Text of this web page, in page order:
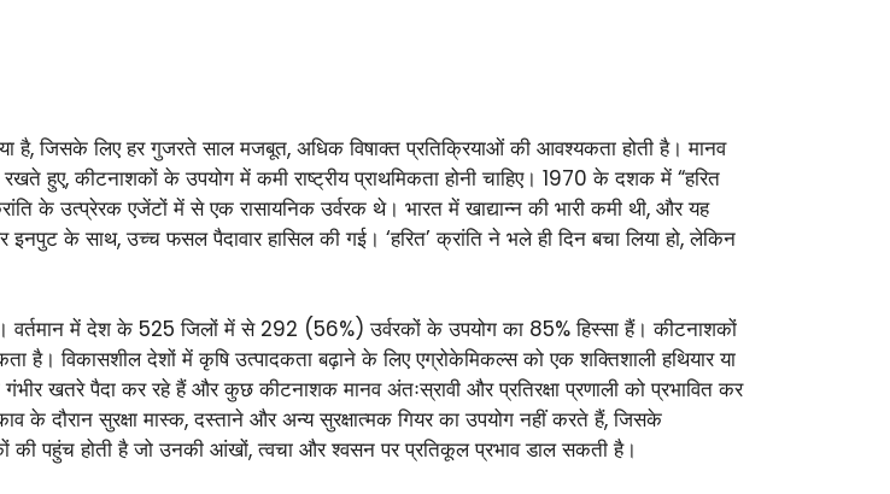
है, जिसके लिए हर गुजरते साल मजबूत, अधिक विषाक्त प्रतिक्रियाओं की आवश्यकता होती है। मानव
हुए, कीटनाशकों के उपयोग में कमी राष्ट्रीय प्राथमिकता होनी चाहिए। 1970 के दशक में “हरित
के उत्प्रेरक एजेंटों में से एक रासायनिक उर्वरक थे। भारत में खाद्यान्न की भारी कमी थी, और यह
के साथ, उच्च फसल पैदावार हासिल की गई। ‘हरित’ क्रांति ने भले ही दिन बचा लिया हो, लेकिन
में देश के 525 जिलों में से 292 (56%) उर्वरकों के उपयोग का 85% हिस्सा हैं। कीटनाशकों
है। विकासशील देशों में कृषि उत्पादकता बढ़ाने के लिए एग्रोकेमिकल्स को एक शक्तिशाली हथियार या
खतरे पैदा कर रहे हैं और कुछ कीटनाशक मानव अंतःस्रावी और प्रतिरक्षा प्रणाली को प्रभावित कर
सुरक्षा मास्क, दस्ताने और अन्य सुरक्षात्मक गियर का उपयोग नहीं करते हैं, जिसके
पहुंच होती है जो उनकी आंखों, त्वचा और श्वसन पर प्रतिकूल प्रभाव डाल सकती है।